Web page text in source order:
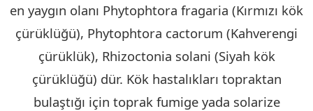
en yaygın olanı Phytophtora fragaria (Kırmızı kök
çürüklüğü), Phytophtora cactorum (Kahverengi
çürüklük), Rhizoctonia solani (Siyah kök
çürüklüğü) dür. Kök hastalıkları topraktan
bulaştığı için toprak fumige yada solarize